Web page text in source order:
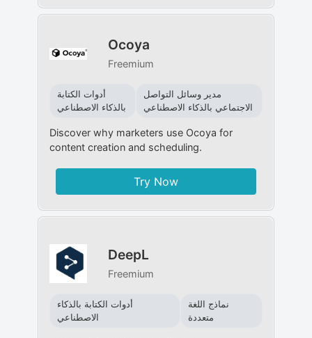
Ocoya
Freemium
أدوات الكتابة
بالذكاء الاصطناعي
مدير وسائل التواصل
الاجتماعي بالذكاء الاصطناعي
Discover why marketers use Ocoya for
content creation and scheduling.
Try Now
DeepL
Freemium
أدوات الكتابة بالذكاء
الاصطناعي
نماذج اللغة
متعددة